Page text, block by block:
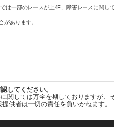
は一部のレースが上4F、障害レースに関し
があります。
してください。
関しては万全を期しておりますが
供者は一切の責任を負いかねます。